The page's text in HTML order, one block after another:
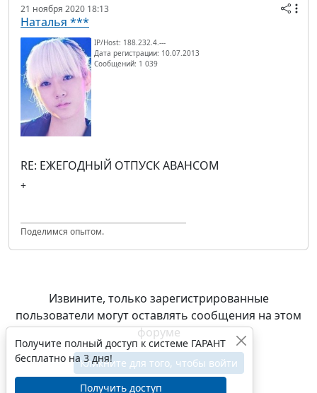
21 ноября 2020 18:13
Наталья ***
IP/Host: 188.232.4.---
Дата регистрации: 10.07.2013
Сообщений: 1 039
RE: ЕЖЕГОДНЫЙ ОТПУСК АВАНСОМ
+
Поделимся опытом.
Извините, только зарегистрированные
пользователи могут оставлять сообщения на этом
форуме
Кликните для того, чтобы войти
Получите полный доступ к системе ГАРАНТ
бесплатно на 3 дня!
Получить доступ